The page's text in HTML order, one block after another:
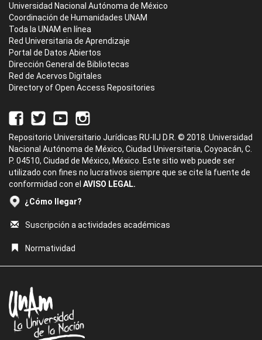
Universidad Nacional Autónoma de México
Coordinación de Humanidades UNAM
Toda la UNAM en línea
Red Universitaria de Aprendizaje
Portal de Datos Abiertos
Dirección General de Bibliotecas
Red de Acervos Digitales
Directory of Open Access Repositories
Repositorio Universitario Jurídicas RU-IIJ D.R. © 2018. Universidad
Nacional Autónoma de México, Ciudad Universitaria, Coyoacán, C.
P. 04510, Ciudad de México, México. Este sitio web puede ser
utilizado con fines no lucrativos siempre que se cite la fuente de
conformidad con el AVISO LEGAL.
¿Cómo llegar?
Suscripción a actividades académicas
Normatividad